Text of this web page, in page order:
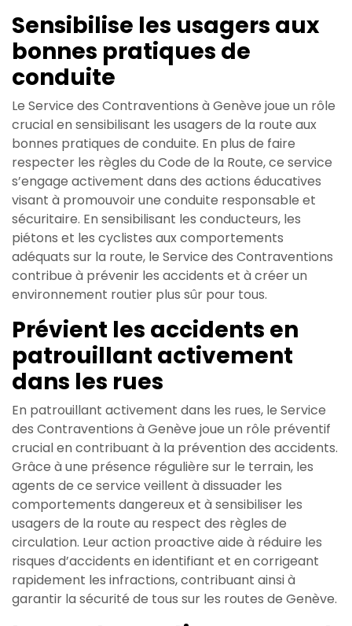
Sensibilise les usagers aux
bonnes pratiques de
conduite
Le Service des Contraventions à Genève joue un rôle
crucial en sensibilisant les usagers de la route aux
bonnes pratiques de conduite. En plus de faire
respecter les règles du Code de la Route, ce service
s’engage activement dans des actions éducatives
visant à promouvoir une conduite responsable et
sécuritaire. En sensibilisant les conducteurs, les
piétons et les cyclistes aux comportements
adéquats sur la route, le Service des Contraventions
contribue à prévenir les accidents et à créer un
environnement routier plus sûr pour tous.
Prévient les accidents en
patrouillant activement
dans les rues
En patrouillant activement dans les rues, le Service
des Contraventions à Genève joue un rôle préventif
crucial en contribuant à la prévention des accidents.
Grâce à une présence régulière sur le terrain, les
agents de ce service veillent à dissuader les
comportements dangereux et à sensibiliser les
usagers de la route au respect des règles de
circulation. Leur action proactive aide à réduire les
risques d’accidents en identifiant et en corrigeant
rapidement les infractions, contribuant ainsi à
garantir la sécurité de tous sur les routes de Genève.